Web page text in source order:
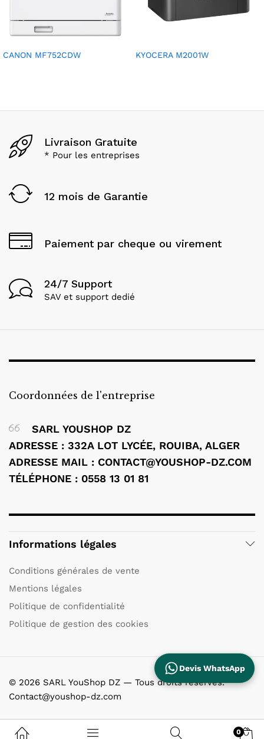
CANON MF752CDW KYOCERA M2001W
Livraison Gratuite
* Pour les entreprises
12 mois de Garantie
Paiement par cheque ou virement
24/7 Support
SAV et support dedié
Coordonnées de l'entreprise
SARL YOUSHOP DZ
ADRESSE : 332A LOT LYCÉE, ROUIBA, ALGER
ADRESSE MAIL : CONTACT@YOUSHOP-DZ.COM
TÉLÉPHONE : 0558 13 01 81
Informations légales
Conditions générales de vente
Mentions légales
Politique de confidentialité
Politique de gestion des cookies
© 2026 SARL YouShop DZ — Tous droits réservés.
Contact@youshop-dz.com
0
Devis WhatsApp